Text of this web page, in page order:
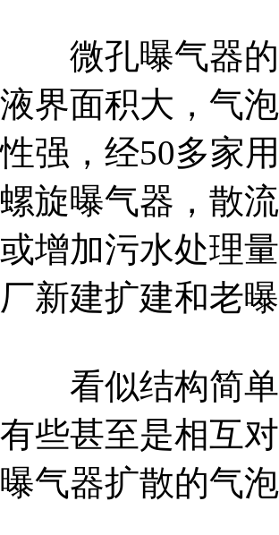
微孔曝气器的
液界面积大，气
性强，经50多家
螺旋曝气器，散
或增加污水处理
厂新建扩建和老
看似结构简单
有些甚至是相互
曝气器扩散的气